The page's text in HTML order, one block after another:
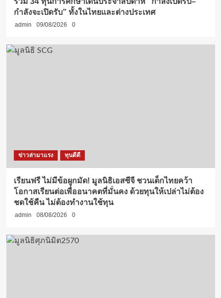
กำลังจะเปิดรับ” ทั้งในไทยและต่างประเทศ
admin 09/08/2026 0
ข่าวล่ามาแรง ทุนดีดี
เรียนฟรี ไม่มีข้อผูกมัด! มูลนิธิเอสซีจี ชวนเด็กไทยคว้า
โอกาสเรียนต่อเพื่ออนาคตที่มั่นคง ด้วยทุนให้เปล่าไม่ต้อง
ชดใช้คืน ไม่ต้องทำงานใช้ทุน
admin 08/08/2026 0